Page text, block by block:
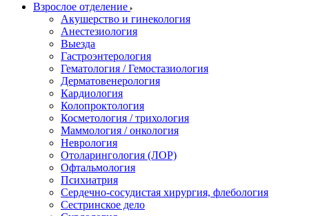
Взрослое отделение
Акушерство и гинекология
Анестезиология
Выезда
Гастроэнтерология
Гематология / Гемостазиология
Дерматовенерология
Кардиология
Колопроктология
Косметология / трихология
Маммология / онкология
Неврология
Отоларингология (ЛОР)
Офтальмология
Психиатрия
Сердечно-сосудистая хирургия, флебология
Сестринское дело